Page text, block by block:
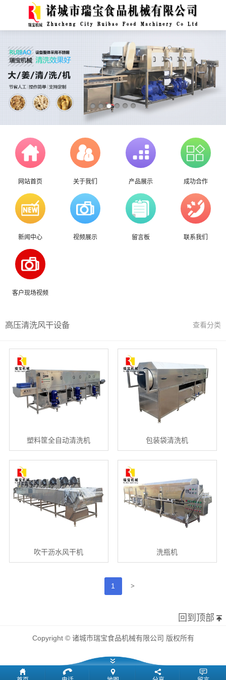
网站首页 关于我们 产品展示 成功合作
新闻中心 视频展示 留言板 联系我们
客户现场视频
高压清洗风干设备 查看分类
塑料筐全自动清洗机 包装袋清洗机
吹干沥水风干机 洗瓶机
1 >
回到顶部
Copyright © 诸城市瑞宝食品机械有限公司 版权所有